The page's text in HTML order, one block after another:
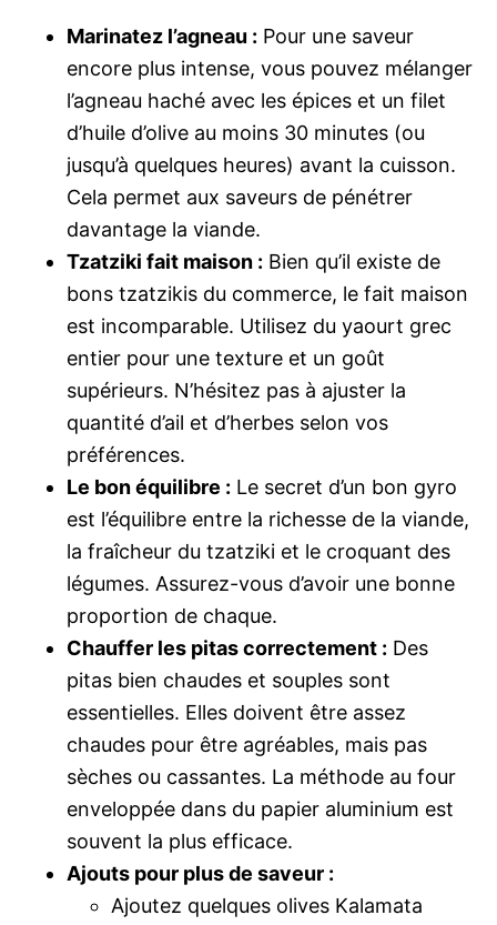
Marinatez l’agneau : Pour une saveur
encore plus intense, vous pouvez mélanger
l’agneau haché avec les épices et un filet
d’huile d’olive au moins 30 minutes (ou
jusqu’à quelques heures) avant la cuisson.
Cela permet aux saveurs de pénétrer
davantage la viande.
Tzatziki fait maison : Bien qu’il existe de
bons tzatzikis du commerce, le fait maison
est incomparable. Utilisez du yaourt grec
entier pour une texture et un goût
supérieurs. N’hésitez pas à ajuster la
quantité d’ail et d’herbes selon vos
préférences.
Le bon équilibre : Le secret d’un bon gyro
est l’équilibre entre la richesse de la viande,
la fraîcheur du tzatziki et le croquant des
légumes. Assurez-vous d’avoir une bonne
proportion de chaque.
Chauffer les pitas correctement : Des
pitas bien chaudes et souples sont
essentielles. Elles doivent être assez
chaudes pour être agréables, mais pas
sèches ou cassantes. La méthode au four
enveloppée dans du papier aluminium est
souvent la plus efficace.
Ajouts pour plus de saveur :
Ajoutez quelques olives Kalamata